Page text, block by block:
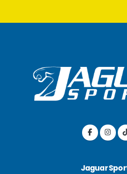
Jaguar